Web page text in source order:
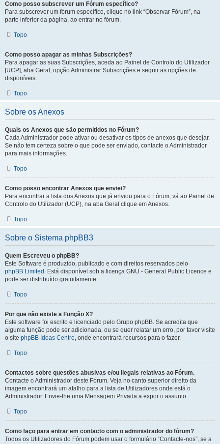
Como posso subscrever um Fórum específico?
Para subscrever um fórum específico, clique no link “Observar Fórum”, na
parte inferior da página, ao entrar no fórum.
Topo
Como posso apagar as minhas Subscrições?
Para apagar as suas Subscrições, aceda ao Painel de Controlo do Utilizador
[UCP], aba Geral, opção Administrar Subscrições e seguir as opções de
disponíveis.
Topo
Sobre os Anexos
Quais os Anexos que são permitidos no Fórum?
Cada Administrador pode ativar ou desativar os tipos de anexos que desejar.
Se não tem certeza sobre o que pode ser enviado, contacte o Administrador
para mais informações.
Topo
Como posso encontrar Anexos que enviei?
Para encontrar a lista dos Anexos que já enviou para o Fórum, vá ao Painel de
Controlo do Utilizador (UCP), na aba Geral clique em Anexos.
Topo
Sobre o Sistema phpBB3
Quem Escreveu o phpBB?
Este Software é produzido, publicado e com direitos reservados pelo
phpBB Limited . Está disponível sob a licença GNU - General Public Licence e
pode ser distribuído gratuitamente.
Topo
Por que não existe a Função X?
Este software foi escrito e licenciado pelo Grupo phpBB. Se acredita que
alguma função pode ser adicionada, ou se quer relatar um erro, por favor visite
o site phpBB Ideas Centre, onde encontrará recursos para o fazer.
Topo
Contactos sobre questões abusivas e/ou ilegais relativas ao Fórum.
Contacte o Administrador deste Fórum. Veja no canto superior direito da
imagem encontrará um atalho para a lista de Utilizadores onde está o
Administrador. Envie-lhe uma Mensagem Privada a expor o assunto.
Topo
Como faço para entrar em contacto com o administrador do fórum?
Todos os Utilizadores do Fórum podem usar o formulário “Contacte-nos”, se a